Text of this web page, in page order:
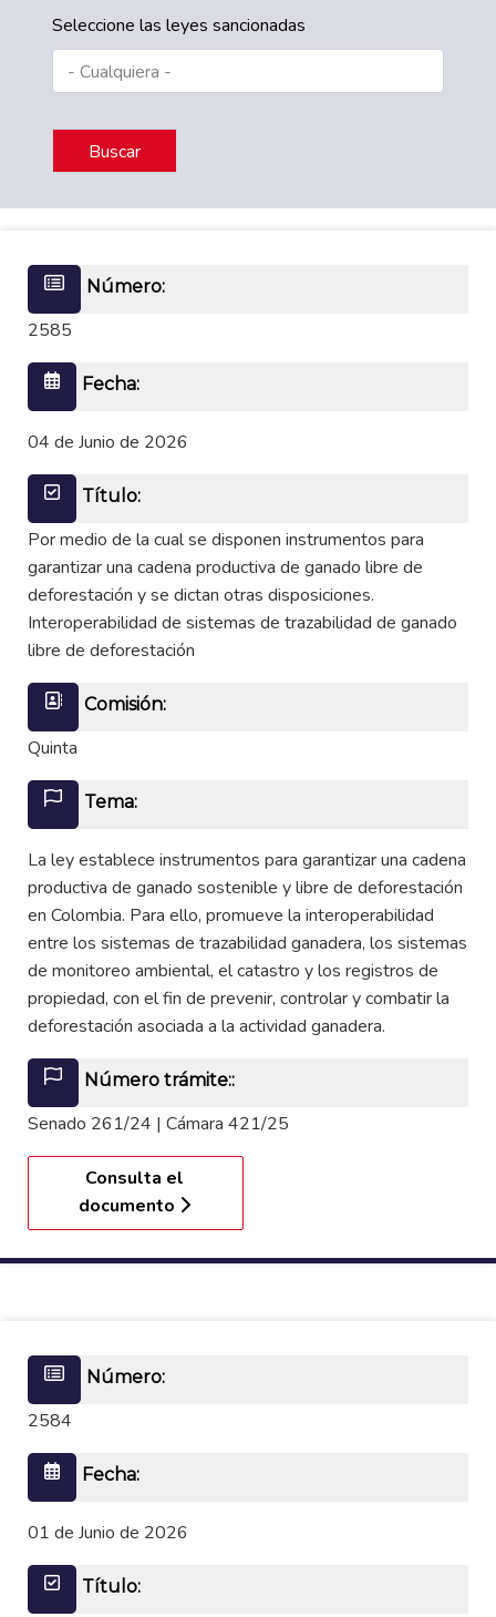
Seleccione las leyes sancionadas
Número:
2585
Fecha:
04 de Junio de 2026
Título:
Por medio de la cual se disponen instrumentos para
garantizar una cadena productiva de ganado libre de
deforestación y se dictan otras disposiciones.
Interoperabilidad de sistemas de trazabilidad de ganado
libre de deforestación
Comisión:
Quinta
Tema:
La ley establece instrumentos para garantizar una cadena
productiva de ganado sostenible y libre de deforestación
en Colombia. Para ello, promueve la interoperabilidad
entre los sistemas de trazabilidad ganadera, los sistemas
de monitoreo ambiental, el catastro y los registros de
propiedad, con el fin de prevenir, controlar y combatir la
deforestación asociada a la actividad ganadera.
Número trámite::
Senado 261/24 | Cámara 421/25
Consulta el
documento
Número:
2584
Fecha:
01 de Junio de 2026
Título: